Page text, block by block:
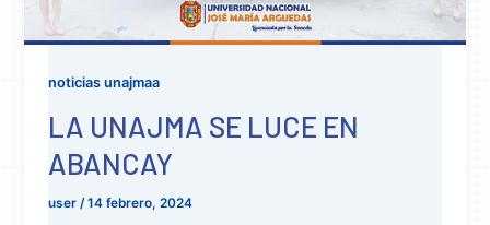
noticias unajmaa
LA UNAJMA SE LUCE EN
ABANCAY
user/14 febrero, 2024